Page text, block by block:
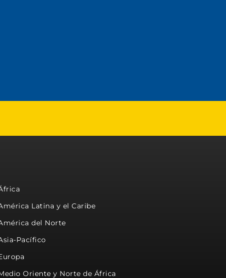
Latina y el Caribe
del Norte
Pacífico
Oriente y Norte de África